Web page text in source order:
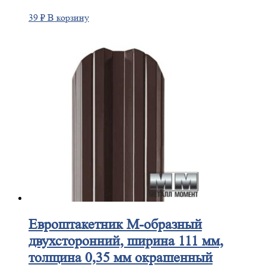
39 ₽ В корзину
ЕвроштакетникМ-образный
двухсторонний, ширина 111 мм,
толщина 0,35 мм окрашенный